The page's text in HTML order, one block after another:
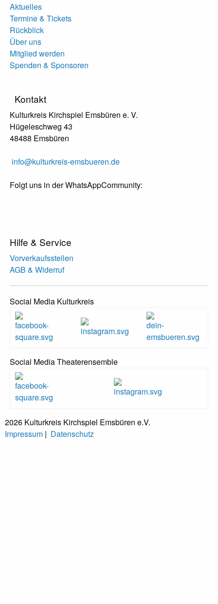
Aktuelles
Termine & Tickets
Rückblick
Über uns
Mitglied werden
Spenden & Sponsoren
Kontakt
Kulturkreis Kirchspiel Emsbüren e. V.
Hügeleschweg 43
48488 Emsbüren
info@kulturkreis-emsbueren.de
Folgt uns in der WhatsAppCommunity:
Hilfe & Service
Vorverkaufsstellen
AGB & Widerruf
Social Media Kulturkreis
Social Media Theaterensemble
2026 Kulturkreis Kirchspiel Emsbüren e.V.
Impressum | Datenschutz